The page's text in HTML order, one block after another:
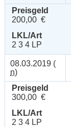
Preisgeld
200,00 €
LKL/Art
2 3 4 LP
08.03.2019 (
n)
Preisgeld
300,00 €
LKL/Art
2 3 4 LP